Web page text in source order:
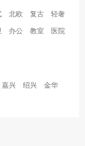
北欧 复古
轻奢
办公 教室
医院
嘉兴 绍兴
金华